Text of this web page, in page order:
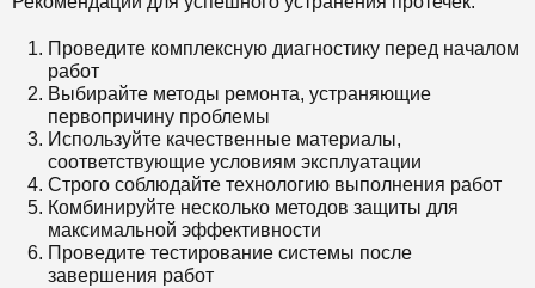
Проведите комплексную диагностику перед началом
работ
Выбирайте методы ремонта, устраняющие
первопричину проблемы
Используйте качественные материалы,
соответствующие условиям эксплуатации
Строго соблюдайте технологию выполнения работ
Комбинируйте несколько методов защиты для
максимальной эффективности
Проведите тестирование системы после
завершения работ